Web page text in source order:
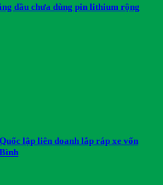
dầu chưa dùng pin lithium rộng
lập liên doanh lắp ráp xe vốn